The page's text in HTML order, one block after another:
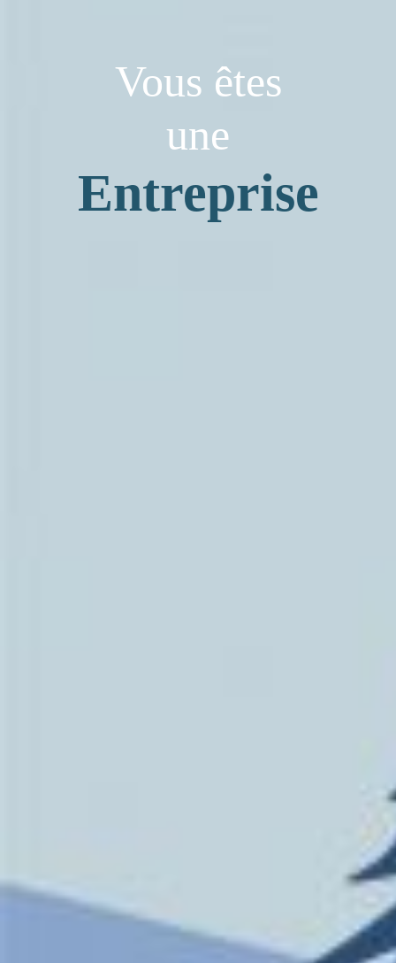
Vous êtes
une
Entreprise